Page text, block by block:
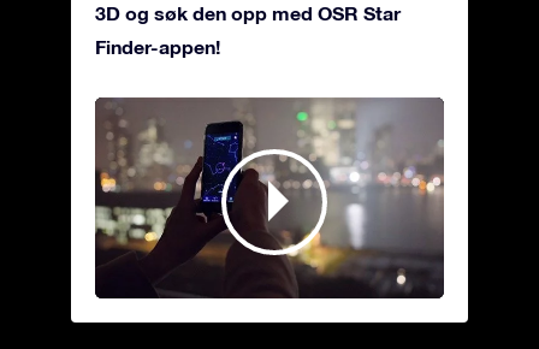
3D og søk den opp med OSR Star
Finder-appen!